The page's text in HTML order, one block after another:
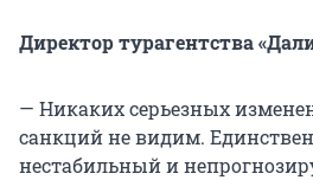
Директор турагентства
— Никаких серьезных
санкций не видим.
нестабильный и